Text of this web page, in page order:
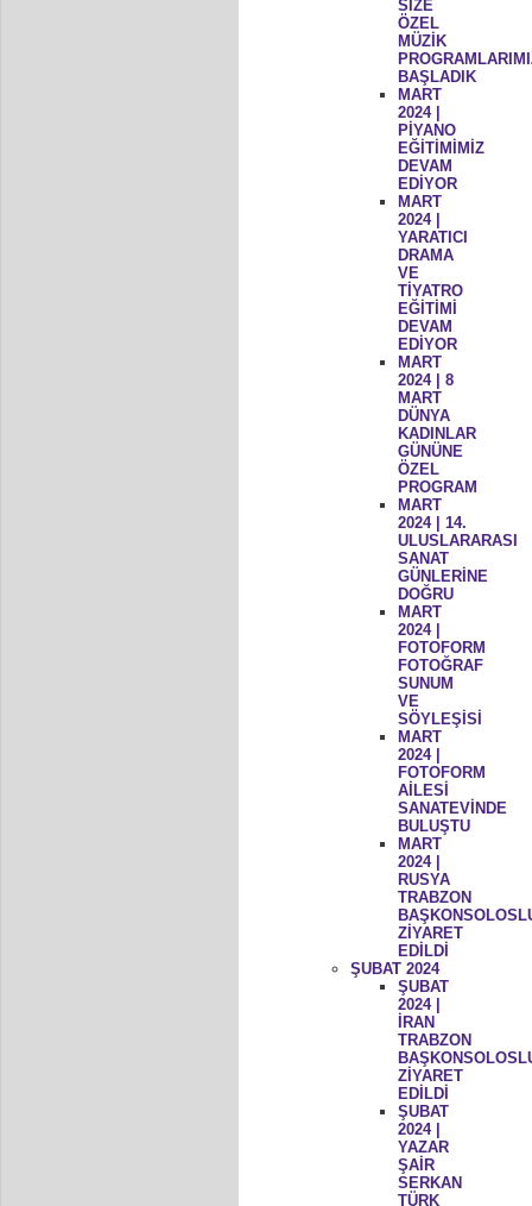
SİZE
ÖZEL
MÜZİK
BAŞLADIK
MART
2024 |
PİYANO
EĞİTİMİMİZ
DEVAM
EDİYOR
MART
2024 |
YARATICI
DRAMA
VE
TİYATRO
EĞİTİMİ
DEVAM
EDİYOR
MART
2024 | 8
MART
DÜNYA
KADINLAR
GÜNÜNE
ÖZEL
PROGRAM
MART
2024 | 14.
ULUSLARARASI
SANAT
GÜNLERİNE
DOĞRU
MART
2024 |
FOTOFORM
FOTOĞRAF
SUNUM
VE
SÖYLEŞİSİ
MART
2024 |
FOTOFORM
AİLESİ
SANATEVİNDE
BULUŞTU
MART
2024 |
RUSYA
TRABZON
ZİYARET
EDİLDİ
ŞUBAT 2024
ŞUBAT
2024 |
İRAN
TRABZON
ZİYARET
EDİLDİ
ŞUBAT
2024 |
YAZAR
ŞAİR
SERKAN
TÜRK